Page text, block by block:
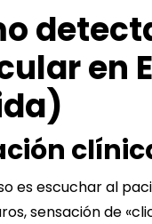
en
es escuchar al
sensación de